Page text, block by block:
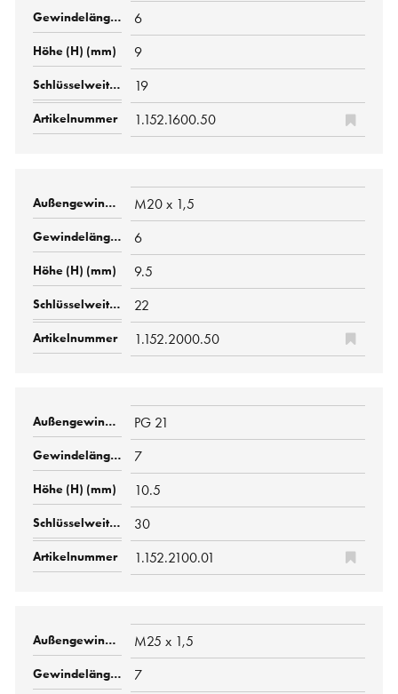
6
9
19
1.152.1600.50
M20 x 1,5
6
9.5
22
1.152.2000.50
PG 21
7
10.5
30
1.152.2100.01
M25 x 1,5
7